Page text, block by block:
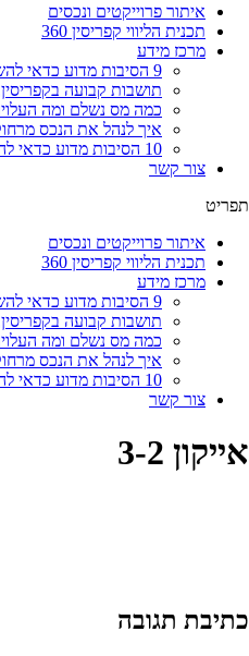
איתור פרוייקטים ונכסים
תכנית הליווי קפריסין 360
מרכז מידע
9 הסיבות מדוע כדאי להשקיע בקפריסין
תושבות קבועה
כמה מס נשלם ומה
איך לנהל את הנכס
10 הסיבות מדוע כדאי להשקיע בדירה חדשה בחו”ל בשלב הפריסייל
צור קשר
תפריט
איתור פרוייקטים ונכסים
תכנית הליווי קפריסין 360
מרכז מידע
9 הסיבות מדוע כדאי להשקיע בקפריסין
תושבות קבועה
כמה מס נשלם ומה
איך לנהל את הנכס
10 הסיבות מדוע כדאי להשקיע בדירה חדשה בחו”ל בשלב הפריסייל
צור קשר
אייקון 3-2
כתיבת תגובה